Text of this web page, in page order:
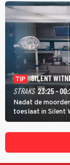
TIP
SILENT
STRAKS 23:25 -
Nadat de
toeslaat in Silent
blijft en vinden
twee andere